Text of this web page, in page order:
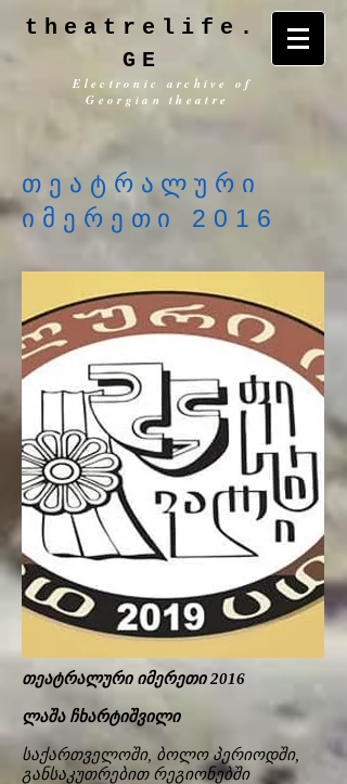
theatrelife.
GE
Electronic archive of
Georgian theatre
თეატრალური
იმერეთი 2016
თეატრალური იმერეთი 2016
ლაშა ჩხარტიშვილი
საქართველოში, ბოლო პერიოდში,
განსაკუთრებით რეგიონებში